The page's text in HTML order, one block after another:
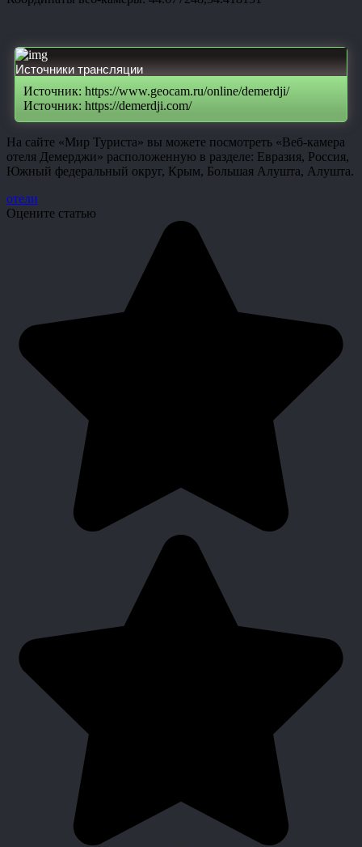
Источники трансляции
Источник: https://www.geocam.ru/online/demerdji/
Источник: https://demerdji.com/
На сайте «Мир Туриста» вы можете посмотреть «Веб-камера
отеля Демерджи» расположенную в разделе: Евразия, Россия,
Южный федеральный округ, Крым, Большая Алушта, Алушта.
отели
Оцените статью